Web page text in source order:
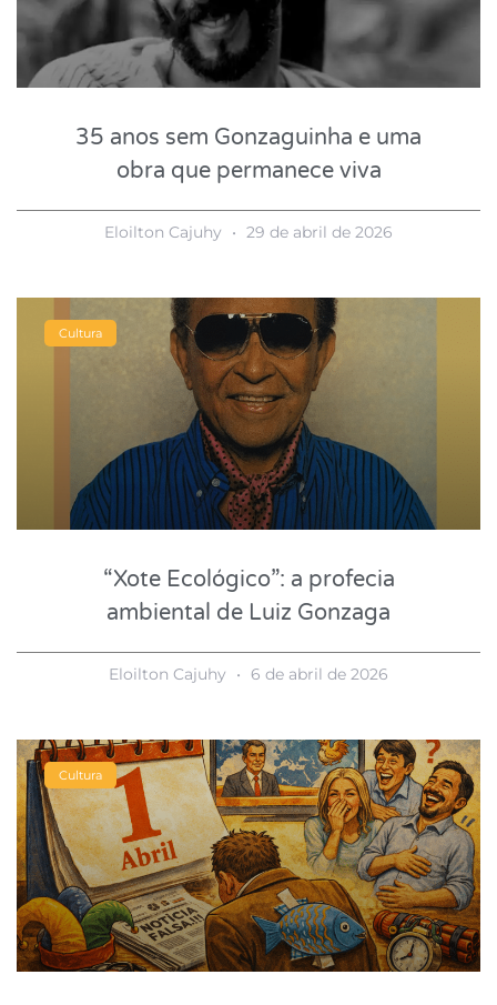
35 anos sem Gonzaguinha e uma
obra que permanece viva
Eloilton Cajuhy 29 de abril de 2026
Cultura
“Xote Ecológico”: a profecia
ambiental de Luiz Gonzaga
Eloilton Cajuhy 6 de abril de 2026
Cultura